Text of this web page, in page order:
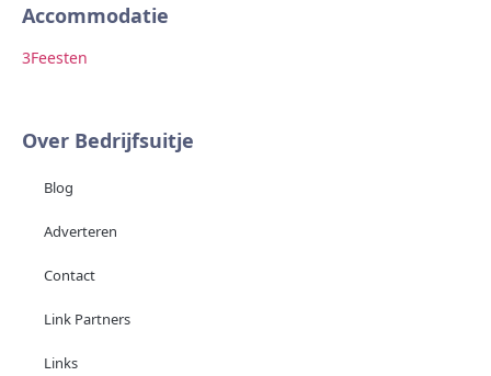
Accommodatie
3Feesten
Over Bedrijfsuitje
Blog
Adverteren
Contact
Link Partners
Links